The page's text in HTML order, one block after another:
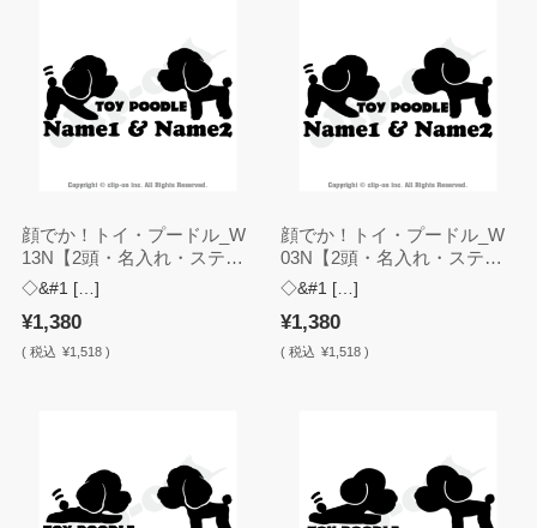
顔でか！トイ・プードル_W
13N【2頭・名入れ・ステッ
カー】
◇&#1 […]
¥1,380
( 税込 ¥1,518 )
顔でか！トイ・プードル_W
03N【2頭・名入れ・ステッ
カー】
◇&#1 […]
¥1,380
(税込 ¥1,518 )